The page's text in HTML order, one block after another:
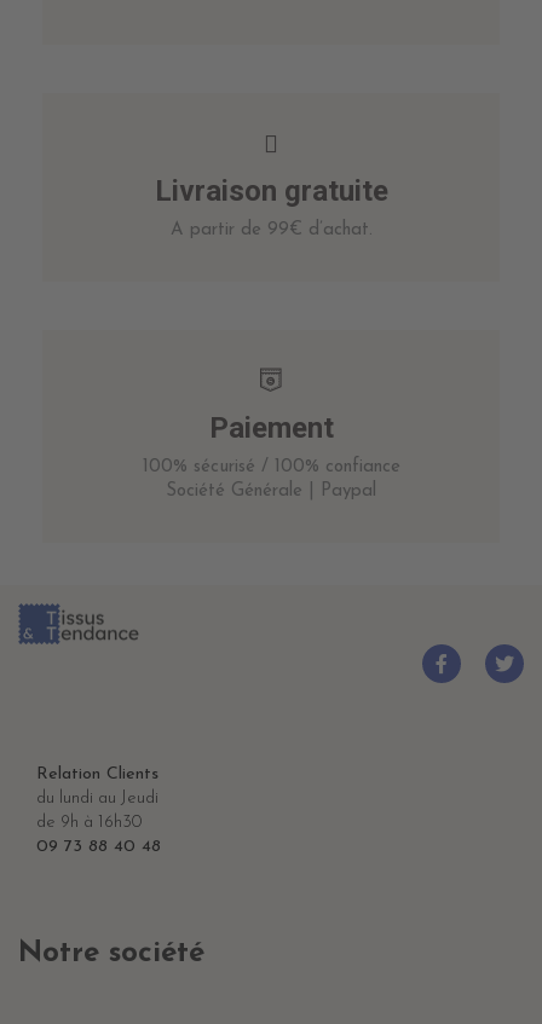
Livraison gratuite
A partir de 99€ d’achat.
Paiement
100% sécurisé / 100% confiance
Société Générale | Paypal
Relation Clients
du lundi au Jeudi
de 9h à 16h30
09 73 88 40 48
Notre société